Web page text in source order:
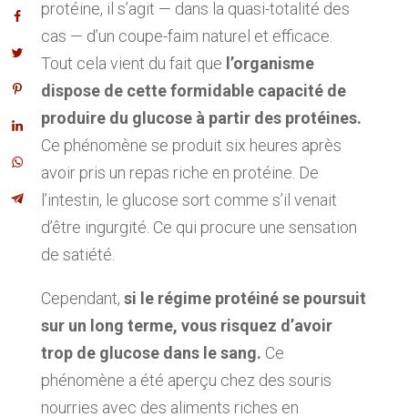
protéine, il s’agit — dans la quasi-totalité des
cas — d’un coupe-faim naturel et efficace.
Tout cela vient du fait que l’organisme
dispose de cette formidable capacité de
produire du glucose à partir des protéines.
Ce phénomène se produit six heures après
avoir pris un repas riche en protéine. De
l’intestin, le glucose sort comme s’il venait
d’être ingurgité. Ce qui procure une sensation
de satiété.
Cependant, si le régime protéiné se poursuit
sur un long terme, vous risquez d’avoir
trop de glucose dans le sang. Ce
phénomène a été aperçu chez des souris
nourries avec des aliments riches en